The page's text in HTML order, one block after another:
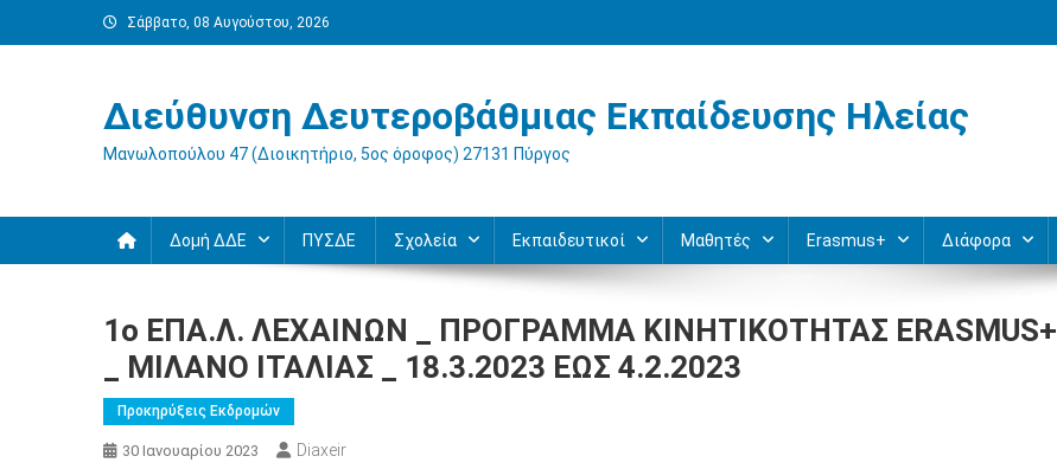
Μεταπηδήστε
στο
Σάββατο, 08 Αυγούστου, 2026
Διεύθυνση Δευτεροβάθμιας Εκπαίδευσης Ηλείας
Μανωλοπούλου 47 (Διοικητήριο, 5ος όροφος) 27131 Πύργος
Δομή ΔΔΕ ΠΥΣΔΕ Σχολεία Εκπαιδευτικοί Μαθητές Erasmus+ Διάφορα
1ο ΕΠΑ.Λ. ΛΕΧΑΙΝΩΝ _ ΠΡΟΓΡΑΜΜΑ ΚΙΝΗΤΙΚΟΤΗΤΑΣ ERASMUS+
_ ΜΙΛΑΝΟ ΙΤΑΛΙΑΣ _ 18.3.2023 ΕΩΣ 4.2.2023
Προκηρύξεις Εκδρομών
30 Ιανουαρίου 2023 Diaxeir